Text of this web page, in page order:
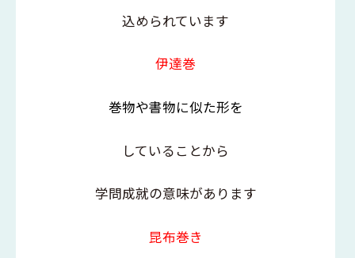
込められています
伊達巻
巻物や書物に似た形を
していることから
学問成就の意味があります
昆布巻き